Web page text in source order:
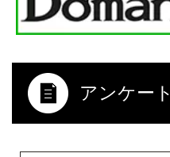
アンケート